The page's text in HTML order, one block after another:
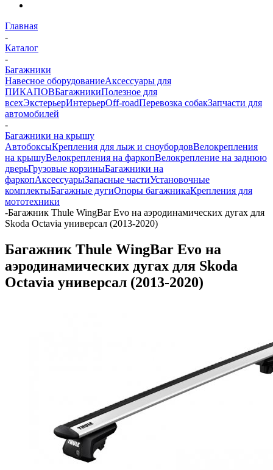
Главная
-
Каталог
-
Багажники
Навесное оборудованиеАксессуары для
ПИКАПОВБагажникиПолезное для
всехЭкстерьерИнтерьерOff-roadПеревозка собакЗапчасти для
автомобилей
-
Багажники на крышу
АвтобоксыКрепления для лыж и сноубордовВелокрепления
на крышуВелокрепления на фаркопВелокрепление на заднюю
дверьГрузовые корзиныБагажники на
фаркопАксессуарыЗапасные частиУстановочные
комплектыБагажные дугиОпоры багажникаКрепления для
мототехники
-Багажник Thule WingBar Evo на аэродинамических дугах для
Skoda Octavia универсал (2013-2020)
Багажник Thule WingBar Evo на
аэродинамических дугах для Skoda
Octavia универсал (2013-2020)